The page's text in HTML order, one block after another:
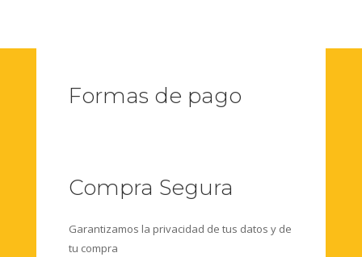
Formas de pago
Compra Segura
Garantizamos la privacidad de tus datos y de
tu compra